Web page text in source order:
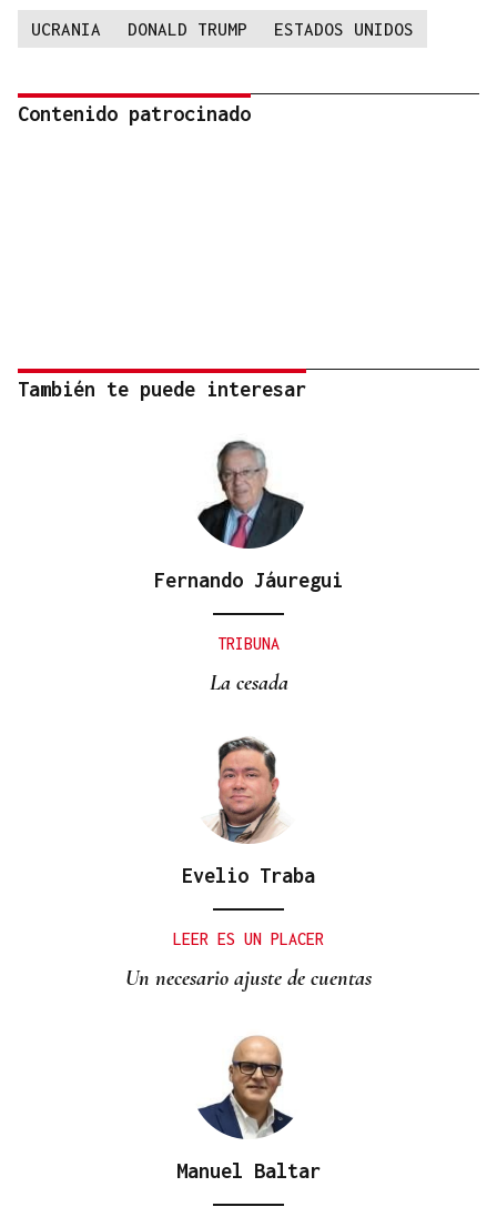
UCRANIA DONALD TRUMP ESTADOS UNIDOS
Contenido patrocinado
También te puede interesar
Fernando Jáuregui
TRIBUNA
La cesada
Evelio Traba
LEER ES UN PLACER
Un necesario ajuste de cuentas
Manuel Baltar